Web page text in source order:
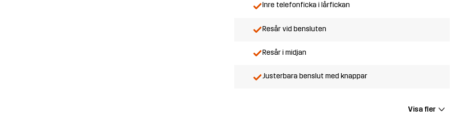
Inre telefonficka i lårfickan
Resår vid bensluten
Resår i midjan
Justerbara benslut med knappar
Visa fler